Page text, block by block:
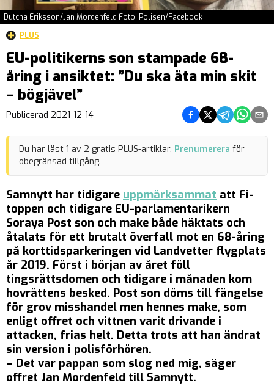
Dutcha Eriksson/Jan Mordenfeld Foto: Polisen/Facebook
PLUS
EU-politikerns son stampade 68-
åring i ansiktet: ”Du ska äta min skit
– bögjävel”
Publicerad 2021-12-14 Dela på Facebook
Dela på Twitter
Dela påDela på
Dela
Du har läst 1 av 2 gratis PLUS-artiklar. Prenumerera för
obegränsad tillgång.
Samnytt har tidigare uppmärksammat att Fi-
toppen och tidigare EU-parlamentarikern
Soraya Post son och make både häktats och
åtalats för ett brutalt överfall mot en 68-åring
på korttidsparkeringen vid Landvetter flygplats
år 2019. Först i början av året föll
tingsrättsdomen och tidigare i månaden kom
hovrättens besked. Post son döms till fängelse
för grov misshandel men hennes make, som
enligt offret och vittnen varit drivande i
attacken, frias helt. Detta trots att han ändrat
sin version i polisförhören.
– Det var pappan som slog ned mig, säger
offret Jan Mordenfeld till Samnytt.